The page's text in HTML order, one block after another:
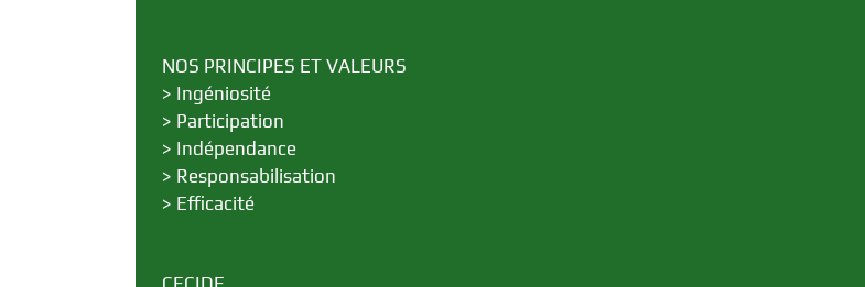
NOS PRINCIPES ET VALEURS
> Ingéniosité
> Participation
> Indépendance
> Responsabilisation
> Efficacité